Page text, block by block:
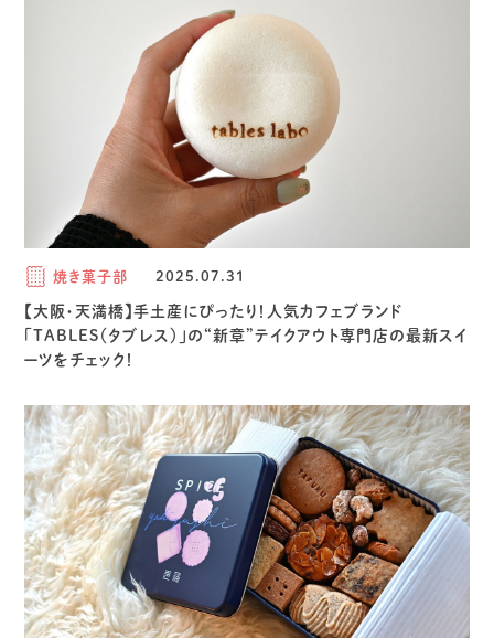
焼き菓子部 2025.07.31
【大阪・天満橋】手土産にぴったり！人気カフェブランド
「TABLES（タブレス）」の“新章”テイクアウト専門店の最新スイ
ーツをチェック！